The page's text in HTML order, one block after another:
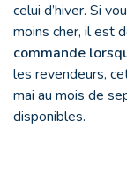
celui d’hiver. Si
moins cher, il est
commande
les revendeurs,
mai au mois de
disponibles.